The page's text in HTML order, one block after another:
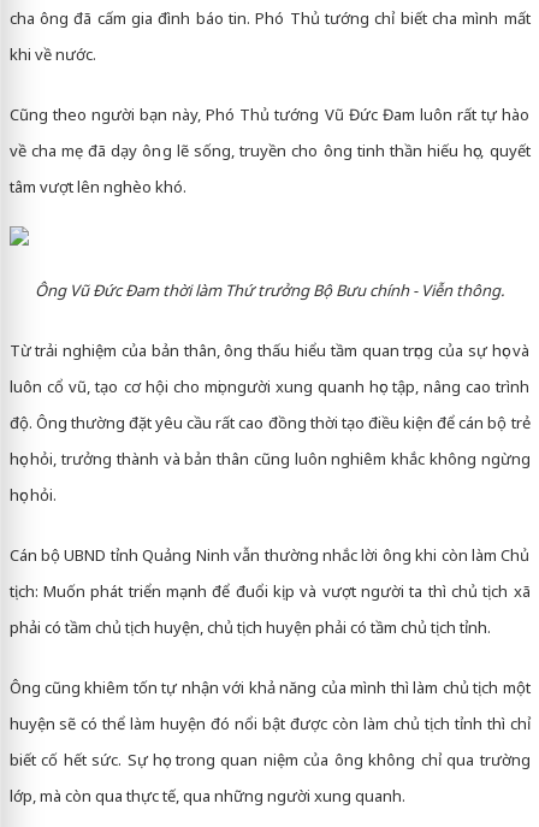
cha ông đã cấm gia đình báo tin. Phó Thủ tướng chỉ biết cha mình mất
khi về nước.
Cũng theo người bạn này, Phó Thủ tướng Vũ Đức Đam luôn rất tự hào
về cha mẹ đã dạy ông lẽ sống, truyền cho ông tinh thần hiếu học, quyết
tâm vượt lên nghèo khó.
Ông Vũ Đức Đam thời làm Thứ trưởng Bộ Bưu chính - Viễn thông.
Từ trải nghiệm của bản thân, ông thấu hiểu tầm quan trọng của sự học và
luôn cổ vũ, tạo cơ hội cho mọi người xung quanh học tập, nâng cao trình
độ. Ông thường đặt yêu cầu rất cao đồng thời tạo điều kiện để cán bộ trẻ
học hỏi, trưởng thành và bản thân cũng luôn nghiêm khắc không ngừng
học hỏi.
Cán bộ UBND tỉnh Quảng Ninh vẫn thường nhắc lời ông khi còn làm Chủ
tịch: Muốn phát triển mạnh để đuổi kịp và vượt người ta thì chủ tịch xã
phải có tầm chủ tịch huyện, chủ tịch huyện phải có tầm chủ tịch tỉnh.
Ông cũng khiêm tốn tự nhận với khả năng của mình thì làm chủ tịch một
huyện sẽ có thể làm huyện đó nổi bật được còn làm chủ tịch tỉnh thì chỉ
biết cố hết sức. Sự học trong quan niệm của ông không chỉ qua trường
lớp, mà còn qua thực tế, qua những người xung quanh.